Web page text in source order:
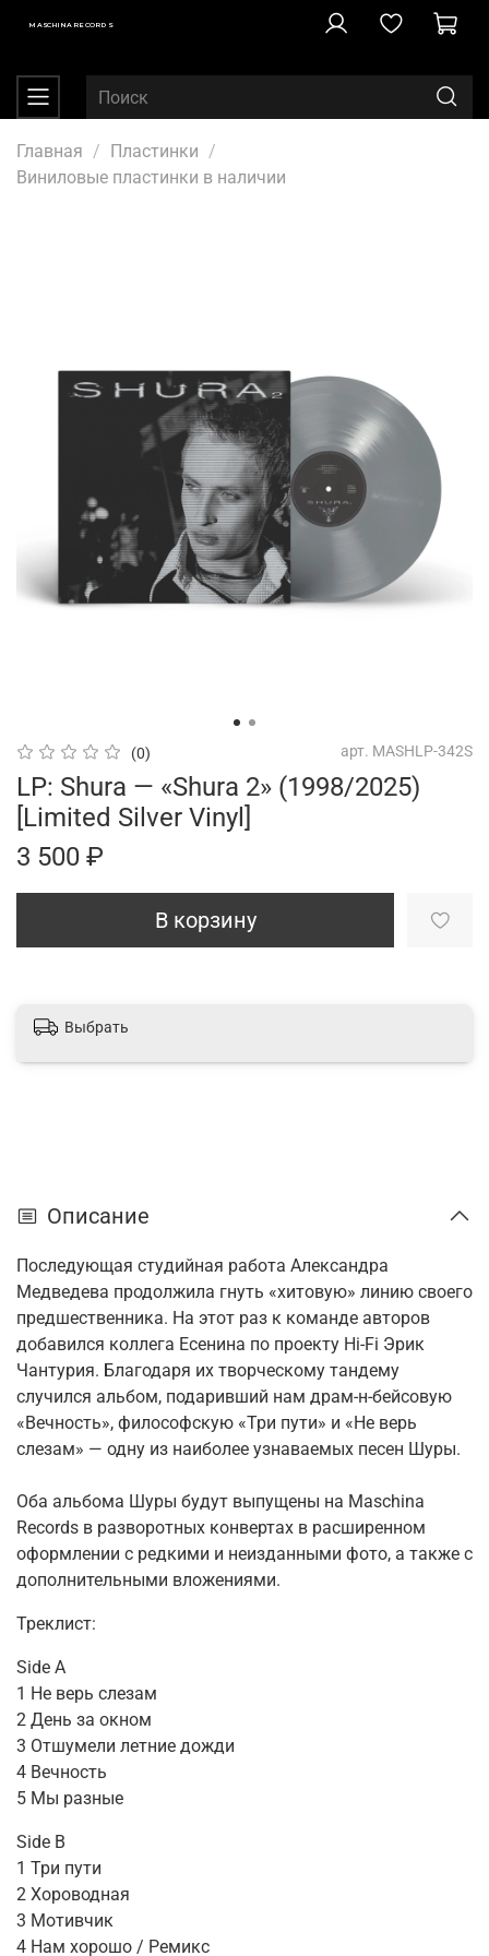
MASCHINA RECORDS
Главная
Пластинки
Виниловые пластинки в наличии
(0) арт. MASHLP-342S
LP: Shura — «Shura 2» (1998/2025)
[Limited Silver Vinyl]
3 500 ₽
В корзину
Выбрать
Описание
Последующая студийная работа Александра
Медведева продолжила гнуть «хитовую» линию своего
предшественника. На этот раз к команде авторов
добавился коллега Есенина по проекту Hi-Fi Эрик
Чантурия. Благодаря их творческому тандему
случился альбом, подаривший нам драм-н-бейсовую
«Вечность», философскую «Три пути» и «Не верь
слезам» — одну из наиболее узнаваемых песен Шуры.
Оба альбома Шуры будут выпущены на Maschina
Records в разворотных конвертах в расширенном
оформлении с редкими и неизданными фото, а также с
дополнительными вложениями.
Треклист:
Side A
1 Не верь слезам
2 День за окном
3 Отшумели летние дожди
4 Вечность
5 Мы разные
Side B
1 Три пути
2 Хороводная
3 Мотивчик
4 Нам хорошо / Ремикс